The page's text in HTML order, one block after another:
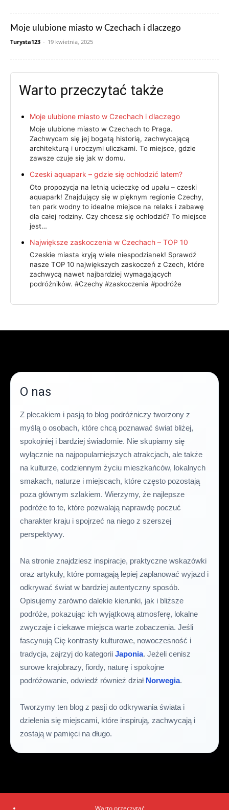
Moje ulubione miasto w Czechach i dlaczego
Turysta123 - 19 kwietnia, 2025
Warto przeczytać także
Moje ulubione miasto w Czechach i dlaczego
Moje ulubione miasto w Czechach to Praga.
Zachwycam się jej bogatą historią, zachwycającą
architekturą i uroczymi uliczkami. To miejsce, gdzie
zawsze czuje się jak w domu.
Czeski aquapark – gdzie się ochłodzić latem?
Oto propozycja na letnią ucieczkę od upału – czeski
aquapark! Znajdujący się w pięknym regionie Czechy,
ten park wodny to idealne miejsce na relaks i zabawę
dla całej rodziny. Czy chcesz się ochłodzić? To miejsce
jest…
Największe zaskoczenia w Czechach – TOP 10
Czeskie miasta kryją wiele niespodzianek! Sprawdź
nasze TOP 10 największych zaskoczeń z Czech, które
zachwycą nawet najbardziej wymagających
podróżników. #Czechy #zaskoczenia #podróże
O nas
Z plecakiem i pasją to blog podróżniczy tworzony z
myślą o osobach, które chcą poznawać świat bliżej,
spokojniej i bardziej świadomie. Nie skupiamy się
wyłącznie na najpopularniejszych atrakcjach, ale także
na kulturze, codziennym życiu mieszkańców, lokalnych
smakach, naturze i miejscach, które często pozostają
poza głównym szlakiem. Wierzymy, że najlepsze
podróże to te, które pozwalają naprawdę poczuć
charakter kraju i spojrzeć na niego z szerszej
perspektywy.
Na stronie znajdziesz inspiracje, praktyczne wskazówki
oraz artykuły, które pomagają lepiej zaplanować wyjazd i
odkrywać świat w bardziej autentyczny sposób.
Opisujemy zarówno dalekie kierunki, jak i bliższe
podróże, pokazując ich wyjątkową atmosferę, lokalne
zwyczaje i ciekawe miejsca warte zobaczenia. Jeśli
fascynują Cię kontrasty kulturowe, nowoczesność i
tradycja, zajrzyj do kategorii Japonia. Jeżeli cenisz
surowe krajobrazy, fiordy, naturę i spokojne
podróżowanie, odwiedź również dział Norwegia.
Tworzymy ten blog z pasji do odkrywania świata i
dzielenia się miejscami, które inspirują, zachwycają i
zostają w pamięci na długo.
Warto przeczytać